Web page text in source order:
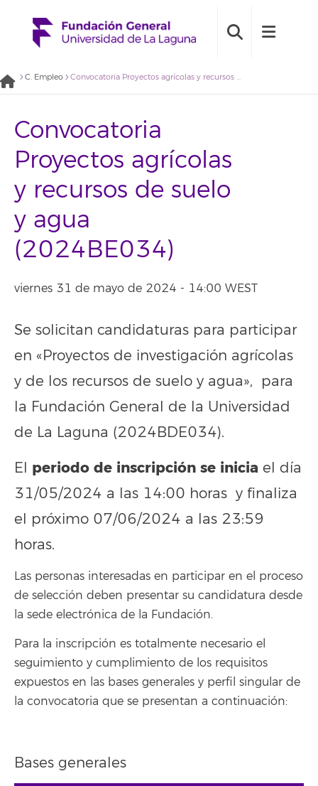
C. Empleo Convocatoria Proyectos agrícolas y recursos de suelo y agua (2024BE034)
Convocatoria
Proyectos agrícolas
y recursos de suelo
y agua
(2024BE034)
viernes 31 de mayo de 2024 - 14:00 WEST
Se solicitan candidaturas para participar
en «Proyectos de investigación agrícolas
y de los recursos de suelo y agua», para
la Fundación General de la Universidad
de La Laguna (2024BDE034).
El periodo de inscripción se inicia el día
31/05/2024 a las 14:00 horas y finaliza
el próximo 07/06/2024 a las 23:59
horas.
Las personas interesadas en participar en el proceso
de selección deben presentar su candidatura desde
la sede electrónica de la Fundación.
Para la inscripción es totalmente necesario el
seguimiento y cumplimiento de los requisitos
expuestos en las bases generales y perfil singular de
la convocatoria que se presentan a continuación:
Bases generales